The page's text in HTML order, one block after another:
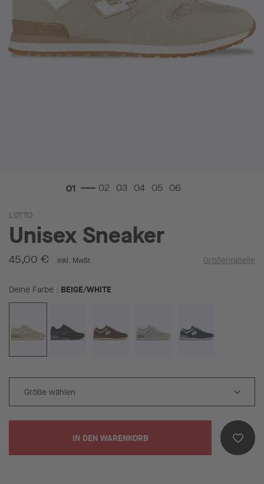
Anfang
der
Bildgalerie
LOTTO
Unisex Sneaker
45,00 € inkl. MwSt. Größentabelle
Deine Farbe BEIGE/WHITE
IN DEN WARENKORB